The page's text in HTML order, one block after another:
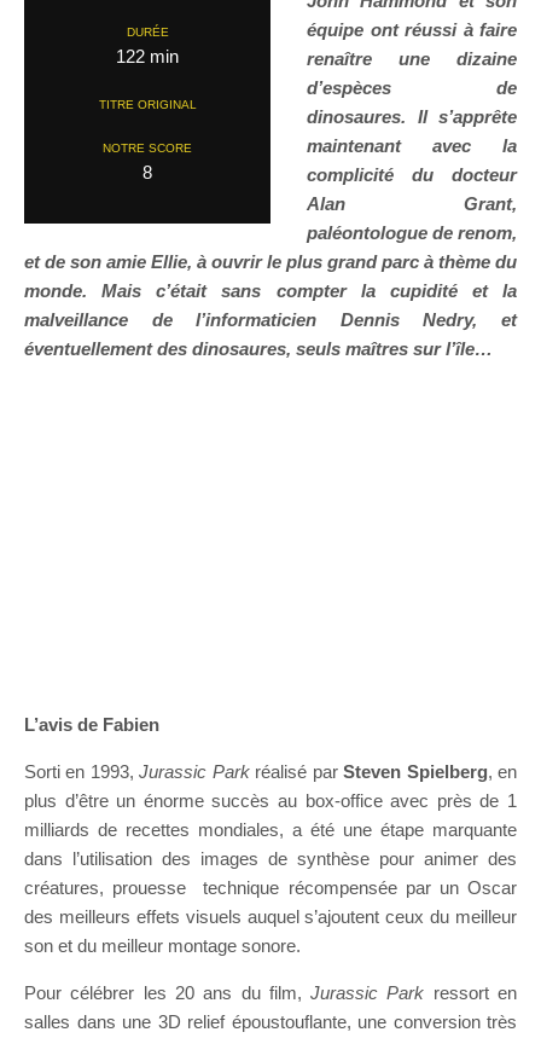
DURÉE
122 min
TITRE ORIGINAL
NOTRE SCORE
8
équipe ont réussi à faire
renaître une dizaine
d’espèces de
dinosaures. Il s’apprête
maintenant avec la
complicité du docteur
Alan Grant,
paléontologue de renom,
et de son amie Ellie, à ouvrir le plus grand parc à thème du
monde. Mais c’était sans compter la cupidité et la
malveillance de l’informaticien Dennis Nedry, et
éventuellement des dinosaures, seuls maîtres sur l’île…
L’avis de Fabien
Sorti en 1993,Jurassic Parkréalisé parSteven Spielberg, en
plus d’être un énorme succès au box-office avec près de 1
milliards de recettes mondiales, a été une étape marquante
dans l’utilisation des images de synthèse pour animer des
créatures, prouesse technique récompensée par un Oscar
des meilleurs effets visuels auquel s’ajoutent ceux du meilleur
son et du meilleur montage sonore.
Pour célébrer les 20 ans du film,Jurassic Park ressort en
salles dans une 3D relief époustouflante, une conversion très